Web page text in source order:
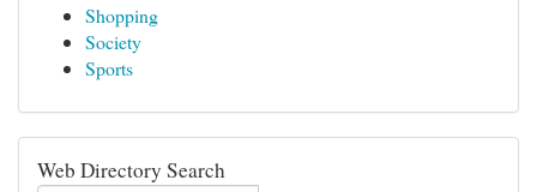
Shopping
Society
Sports
Web Directory Search